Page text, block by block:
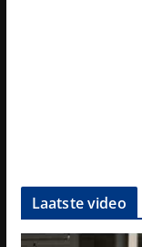
Laatste video